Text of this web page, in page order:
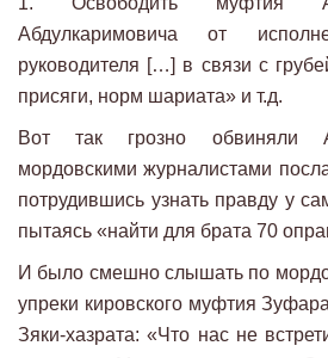
Абдулкаримовича от
руководителя […] в связи с
присяги, норм шариата» и т.д.
Вот так грозно обвиняли
мордовскими журналистами
потрудившись узнать правду у
пытаясь «найти для брата 70
И было смешно слышать по
упреки кировского муфтия
Зяки-хазрата: «Что нас не